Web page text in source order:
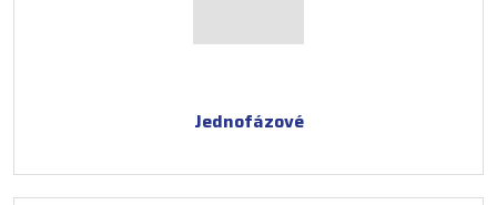
Jednofázové